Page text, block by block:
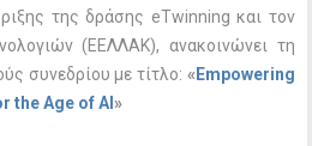
της δράσης eTwinning και τον
(ΕΕΛΛΑΚ), ανακοινώνει τη
συνεδρίου με τίτλο: « Empowering
the Age of AI »